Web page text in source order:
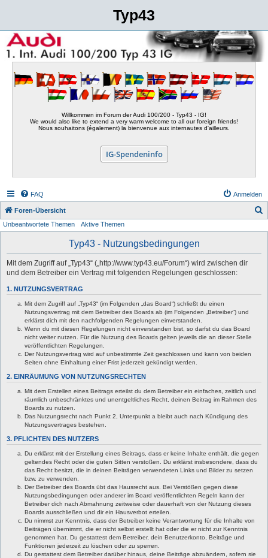
Typ43
Willkommen im Forum der Audi 100/200 - Typ43 - IG!
We would also like to extend a very warm welcome to all our foreign friends!
Nous souhaitons (également) la bienvenue aux internautes d'ailleurs.
IG-Spendeninfo
FAQ Anmelden
Foren-Übersicht
Unbeantwortete Themen Aktive Themen
Typ43 - Nutzungsbedingungen
Mit dem Zugriff auf „Typ43“ („http://www.typ43.eu/Forum“) wird zwischen dir
und dem Betreiber ein Vertrag mit folgenden Regelungen geschlossen:
1. NUTZUNGSVERTRAG
Mit dem Zugriff auf „Typ43“ (im Folgenden „das Board“) schließt du einen
Nutzungsvertrag mit dem Betreiber des Boards ab (im Folgenden „Betreiber“) und
erklärst dich mit den nachfolgenden Regelungen einverstanden.
Wenn du mit diesen Regelungen nicht einverstanden bist, so darfst du das Board
nicht weiter nutzen. Für die Nutzung des Boards gelten jeweils die an dieser Stelle
veröffentlichten Regelungen.
Der Nutzungsvertrag wird auf unbestimmte Zeit geschlossen und kann von beiden
Seiten ohne Einhaltung einer Frist jederzeit gekündigt werden.
2. EINRÄUMUNG VON NUTZUNGSRECHTEN
Mit dem Erstellen eines Beitrags erteilst du dem Betreiber ein einfaches, zeitlich und
räumlich unbeschränktes und unentgeltliches Recht, deinen Beitrag im Rahmen des
Boards zu nutzen.
Das Nutzungsrecht nach Punkt 2, Unterpunkt a bleibt auch nach Kündigung des
Nutzungsvertrages bestehen.
3. PFLICHTEN DES NUTZERS
Du erklärst mit der Erstellung eines Beitrags, dass er keine Inhalte enthält, die gegen
geltendes Recht oder die guten Sitten verstoßen. Du erklärst insbesondere, dass du
das Recht besitzt, die in deinen Beiträgen verwendeten Links und Bilder zu setzen
bzw. zu verwenden.
Der Betreiber des Boards übt das Hausrecht aus. Bei Verstößen gegen diese
Nutzungsbedingungen oder anderer im Board veröffentlichten Regeln kann der
Betreiber dich nach Abmahnung zeitweise oder dauerhaft von der Nutzung dieses
Boards ausschließen und dir ein Hausverbot erteilen.
Du nimmst zur Kenntnis, dass der Betreiber keine Verantwortung für die Inhalte von
Beiträgen übernimmt, die er nicht selbst erstellt hat oder die er nicht zur Kenntnis
genommen hat. Du gestattest dem Betreiber, dein Benutzerkonto, Beiträge und
Funktionen jederzeit zu löschen oder zu sperren.
Du gestattest dem Betreiber darüber hinaus, deine Beiträge abzuändern, sofern sie